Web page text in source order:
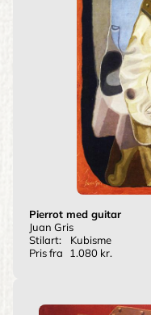
Pierrot med guitar
Juan Gris
Stilart:
Kubisme
Pris fra
1.080 kr.